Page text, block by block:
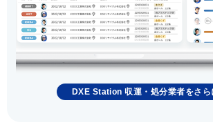
DXE Station 収運・処分業者をさら